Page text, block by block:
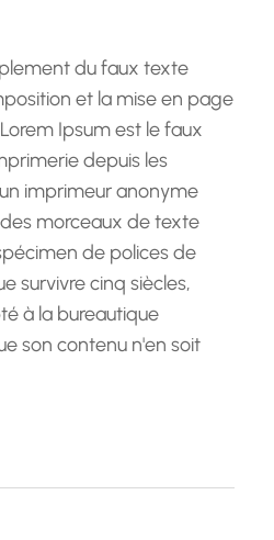
du faux texte
et la mise en page
Ipsum est le faux
depuis les
imprimeur anonyme
morceaux de texte
de polices de
survivre cinq siècles,
à la bureautique
son contenu n'en soit